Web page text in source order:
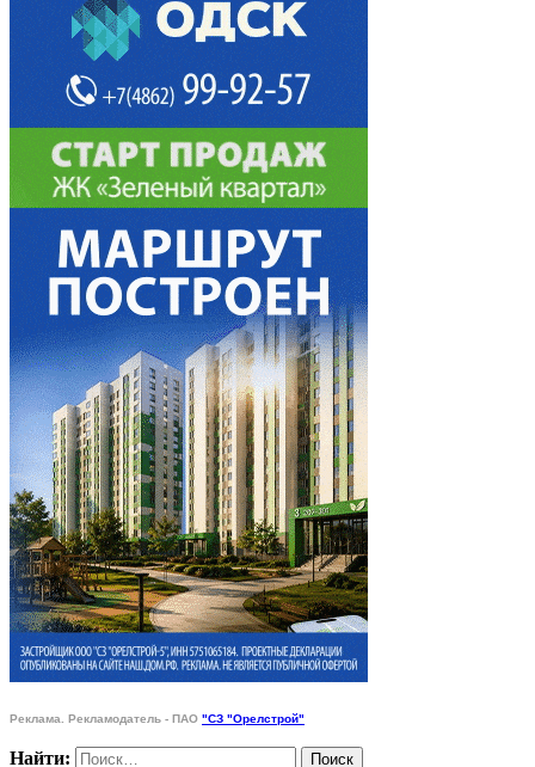
Реклама. Рекламодатель - ПАО "СЗ "Орелстрой"
Найти: